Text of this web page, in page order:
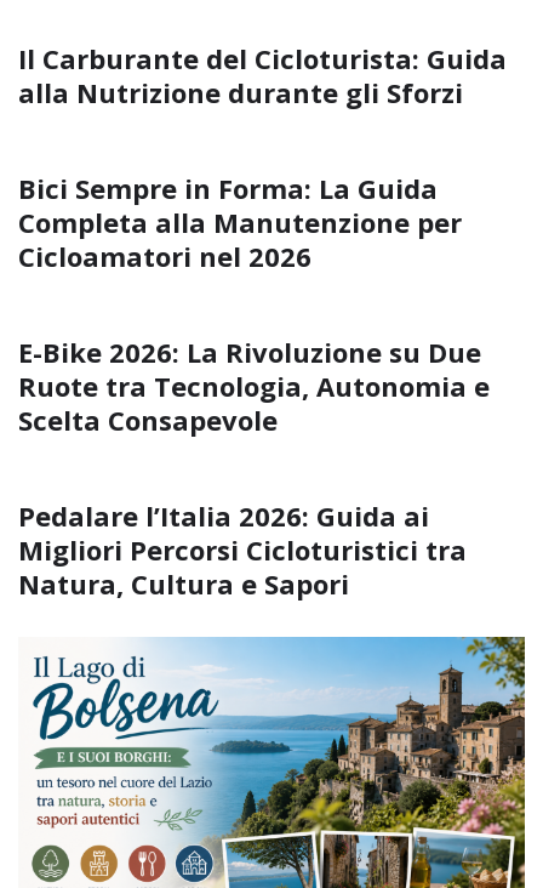
Il Carburante del Cicloturista: Guida
alla Nutrizione durante gli Sforzi
Bici Sempre in Forma: La Guida
Completa alla Manutenzione per
Cicloamatori nel 2026
E-Bike 2026: La Rivoluzione su Due
Ruote tra Tecnologia, Autonomia e
Scelta Consapevole
Pedalare l’Italia 2026: Guida ai
Migliori Percorsi Cicloturistici tra
Natura, Cultura e Sapori